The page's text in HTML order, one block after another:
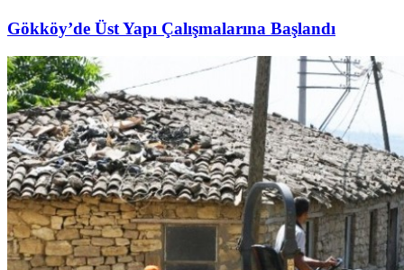
Gökköy’de Üst Yapı Çalışmalarına Başlandı